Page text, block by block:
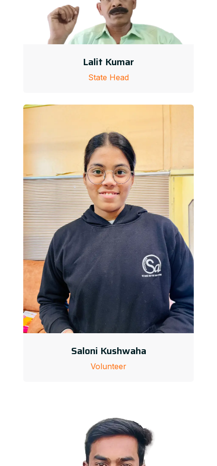
Lalit Kumar
State Head
Saloni Kushwaha
Volunteer